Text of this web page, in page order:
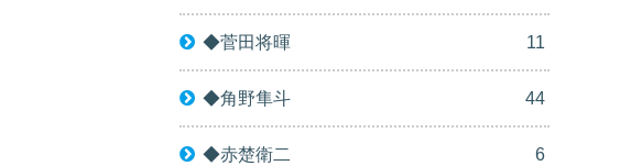
◆菅田将暉 11
◆角野隼斗 44
◆赤楚衛二 6